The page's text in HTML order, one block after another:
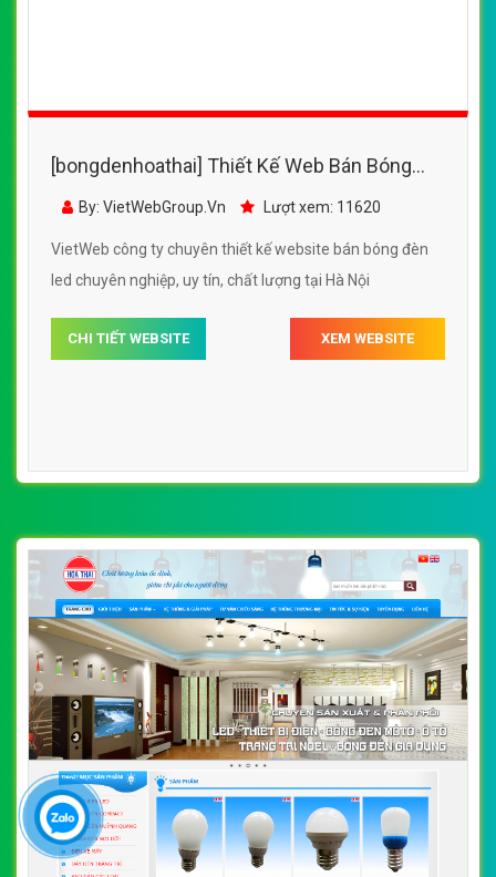
[bongdenhoathai] Thiết Kế Web Bán Bóng
Đèn Led Điện Quang đẹp SEO nhanh hiệu
By: VietWebGroup.Vn Lượt xem: 11620
VietWeb công ty chuyên thiết kế website bán bóng đèn
led chuyên nghiệp, uy tín, chất lượng tại Hà Nội
CHI TIẾT WEBSITE XEM WEBSITE